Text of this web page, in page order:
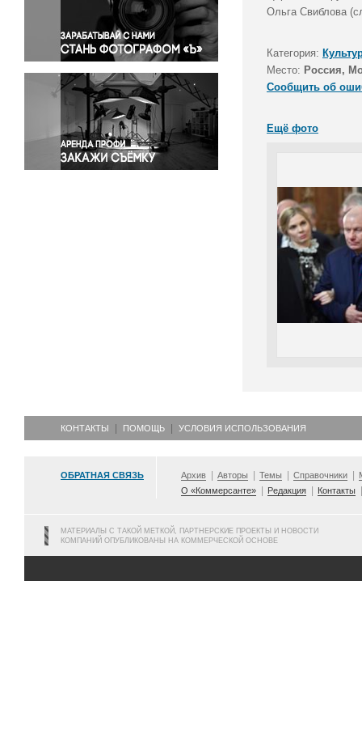
Правосудие
Происшествия и конфликты
Религия
Светская жизнь
Спорт
Экология
Экономика и бизнес
Ольга Свиблова
Категория:
Место: Россия,
Сообщить об
Ещё фото
КОНТАКТЫ ПОМОЩЬ УСЛОВИЯ ИСПОЛЬЗОВАНИЯ
ОБРАТНАЯ СВЯЗЬ Архив Авторы Темы Справочники
О «Коммерсанте»
Редакция Контакты
МАТЕРИАЛЫ С ТАКОЙ МЕТКОЙ, ПАРТНЕРСКИЕ ПРОЕКТЫ И НОВОСТИ
КОМПАНИЙ ОПУБЛИКОВАНЫ НА КОММЕРЧЕСКОЙ ОСНОВЕ